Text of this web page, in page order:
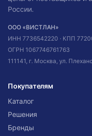
России.
ООО «ВИСТЛАН»
ИНН 7736542220 · КПП
ОГРН 1067746761763
111141, г. Москва, ул.
Покупателям
Каталог
Решения
Бренды